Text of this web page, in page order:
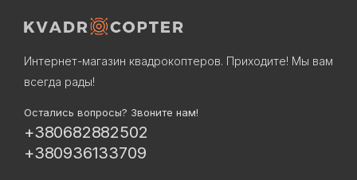
Интернет-магазин квадрокоптеров. Приходите! Мы вам
всегда рады!
Остались вопросы? Звоните нам!
+380682882502
+380936133709